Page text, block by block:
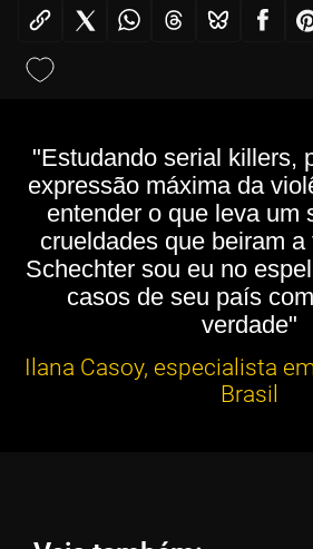
"Estudando serial killers,
expressão máxima da
entender o que leva um
crueldades que beiram
Schechter sou eu no
casos de seu país
verdade"
Ilana Casoy, especialista
Brasil